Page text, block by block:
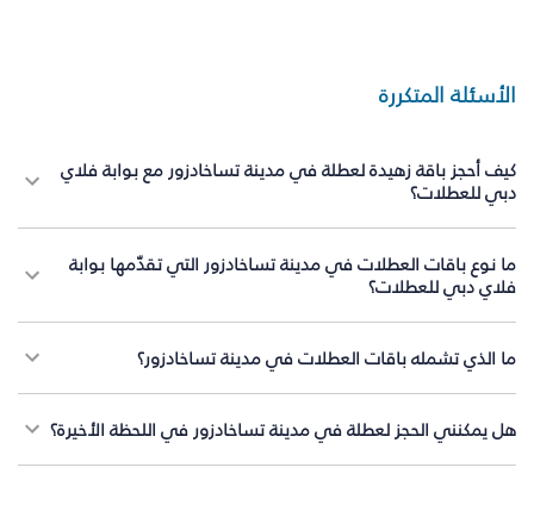
الأسئلة المتكررة
كيف أحجز باقة زهيدة لعطلة في مدينة تساخادزور مع بوابة فلاي
دبي للعطلات؟
ما نوع باقات العطلات في مدينة تساخادزور التي تقدّمها بوابة
فلاي دبي للعطلات؟
ما الذي تشمله باقات العطلات في مدينة تساخادزور؟
هل يمكنني الحجز لعطلة في مدينة تساخادزور في اللحظة الأخيرة؟